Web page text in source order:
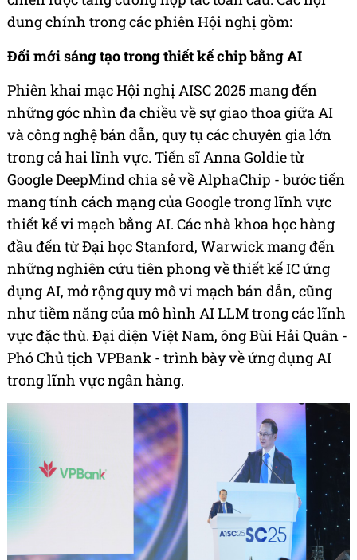
dung chính trong các phiên Hội nghị gồm:
Đổi mới sáng tạo trong thiết kế chip bằng AI
Phiên khai mạc Hội nghị AISC 2025 mang đến
những góc nhìn đa chiều về sự giao thoa giữa AI
và công nghệ bán dẫn, quy tụ các chuyên gia lớn
trong cả hai lĩnh vực. Tiến sĩ Anna Goldie từ
Google DeepMind chia sẻ về AlphaChip - bước tiến
mang tính cách mạng của Google trong lĩnh vực
thiết kế vi mạch bằng AI. Các nhà khoa học hàng
đầu đến từ Đại học Stanford, Warwick mang đến
những nghiên cứu tiên phong về thiết kế IC ứng
dụng AI, mở rộng quy mô vi mạch bán dẫn, cũng
như tiềm năng của mô hình AI LLM trong các lĩnh
vực đặc thù. Đại diện Việt Nam, ông Bùi Hải Quân -
Phó Chủ tịch VPBank - trình bày về ứng dụng AI
trong lĩnh vực ngân hàng.